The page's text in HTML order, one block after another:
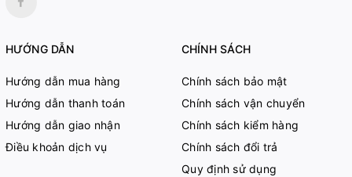
HƯỚNG DẪN
Hướng dẫn mua hàng
Hướng dẫn thanh toán
Hướng dẫn giao nhận
Điều khoản dịch vụ
CHÍNH SÁCH
Chính sách bảo mật
Chính sách vận chuyển
Chính sách kiểm hàng
Chính sách đổi trả
Quy định sử dụng